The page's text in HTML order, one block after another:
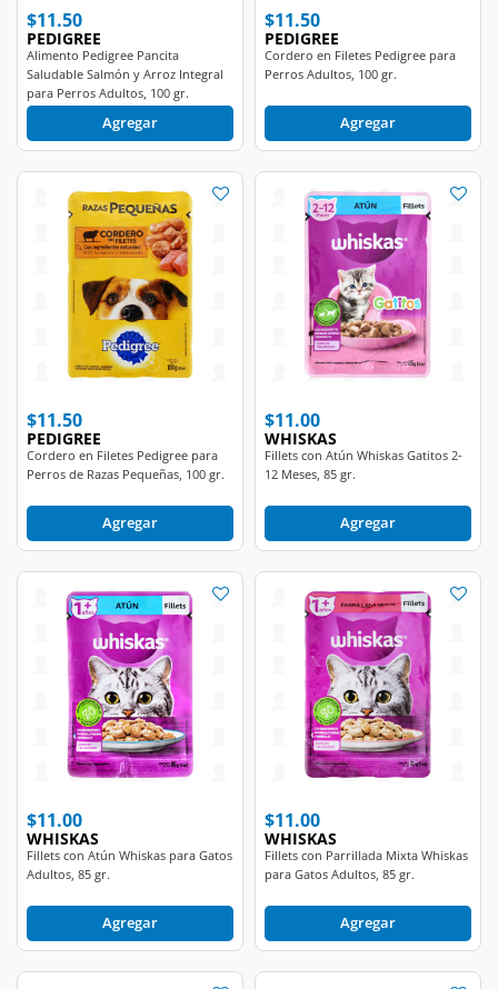
$11.50
PEDIGREE
Alimento Pedigree Pancita
Saludable Salmón y Arroz Integral
para Perros Adultos, 100 gr.
Agregar
$11.50
PEDIGREE
Cordero en Filetes Pedigree para
Perros Adultos, 100 gr.
Agregar
$11.50
PEDIGREE
Cordero en Filetes Pedigree para
Perros de Razas Pequeñas, 100 gr.
Agregar
$11.00
WHISKAS
Fillets con Atún Whiskas Gatitos 2-
12 Meses, 85 gr.
Agregar
$11.00
WHISKAS
Fillets con Atún Whiskas para Gatos
Adultos, 85 gr.
Agregar
$11.00
WHISKAS
Fillets con Parrillada Mixta Whiskas
para Gatos Adultos, 85 gr.
Agregar